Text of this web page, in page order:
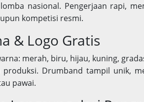
nasional. Pengerjaan rapi,
kompetisi resmi.
& Logo Gratis
merah, biru, hijau, kuning,
produksi. Drumband tampil unik,
pawai.